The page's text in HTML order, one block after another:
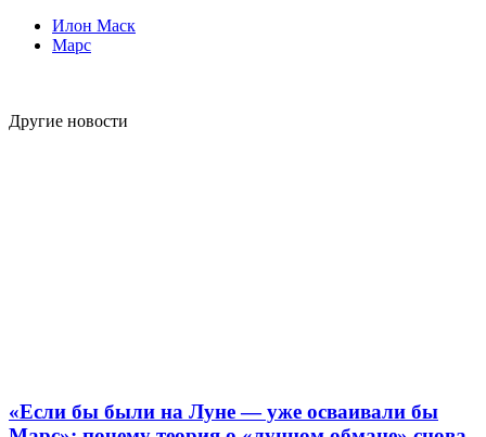
Илон Маск
Марс
Другие новости
«Если бы были на Луне — уже осваивали бы